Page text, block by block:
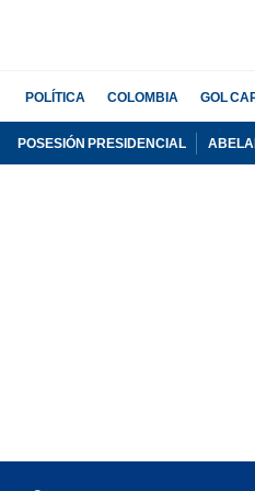
POLÍTICA COLOMBIA GOL
POSESIÓN PRESIDENCIAL